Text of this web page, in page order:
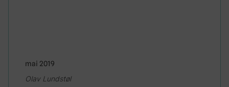
mai 2019
Olav Lundstøl